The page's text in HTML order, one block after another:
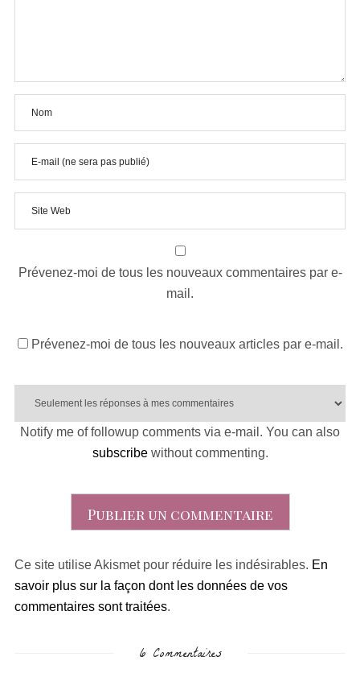
Prévenez-moi de tous les nouveaux commentaires par e-
mail.
Prévenez-moi de tous les nouveaux articles par e-mail.
Notify me of followup comments via e-mail. You can also
subscribewithout commenting.
Ce site utilise Akismet pour réduire les indésirables. En
savoir plus sur la façon dont les données de vos
commentaires sont traitées.
6 Commentaires